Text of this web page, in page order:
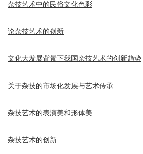
杂技艺术中的民俗文化色彩
论杂技艺术的创新
文化大发展背景下我国杂技艺术的创新趋势
关于杂技的市场化发展与艺术传承
杂技艺术的表演美和形体美
杂技艺术的创新